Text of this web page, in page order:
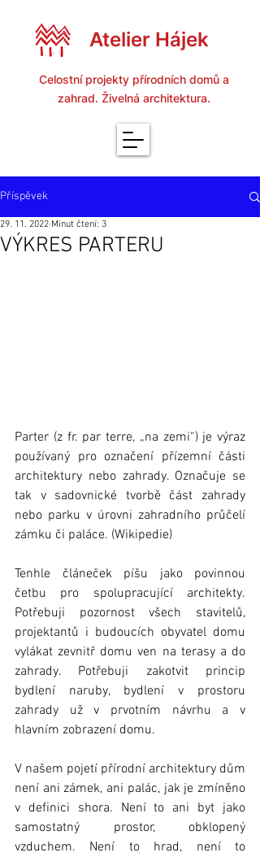
Atelier Hájek
Celostní projekty přírodních domů a
zahrad. Živelná architektura.
Příspěvek
VÝKRES PARTERU
29. 11. 2022 Minut čtení: 3
Parter (z fr. par terre, „na zemi“) je výraz
používaný pro označení přízemní části
architektury nebo zahrady. Označuje se
tak v sadovnické tvorbě část zahrady
nebo parku v úrovni zahradního průčelí
zámku či paláce. (Wikipedie)
Tenhle článeček píšu jako povinnou
četbu pro spolupracující architekty.
Potřebuji pozornost všech stavitelů,
projektantů i budoucích obyvatel domu
vylákat zevnitř domu ven na terasy a do
zahrady. Potřebuji zakotvit princip
bydlení naruby, bydlení v prostoru
zahrady už v prvotním návrhu a v
hlavním zobrazení domu.
V našem pojetí přírodní architektury dům
není ani zámek, ani palác, jak je zmíněno
v definici shora. Není to ani byt jako
samostatný prostor, obklopený
vzduchem. Není to hrad, není to